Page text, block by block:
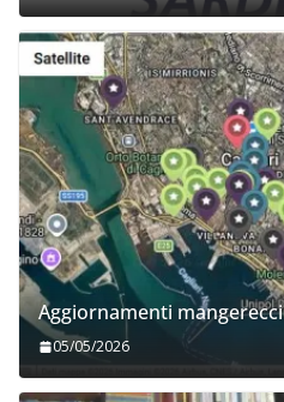
Aggiornamenti mangerecci
05/05/2026